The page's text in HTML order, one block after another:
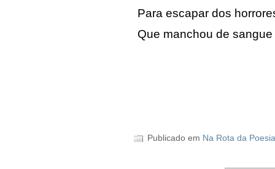
Para escapar dos
Que manchou de
Publicado em Na Rota da Poesia